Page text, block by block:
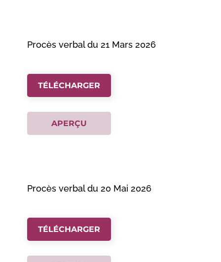
Procès verbal du 21 Mars 2026
TÉLÉCHARGER
APERÇU
Procès verbal du 20 Mai 2026
TÉLÉCHARGER